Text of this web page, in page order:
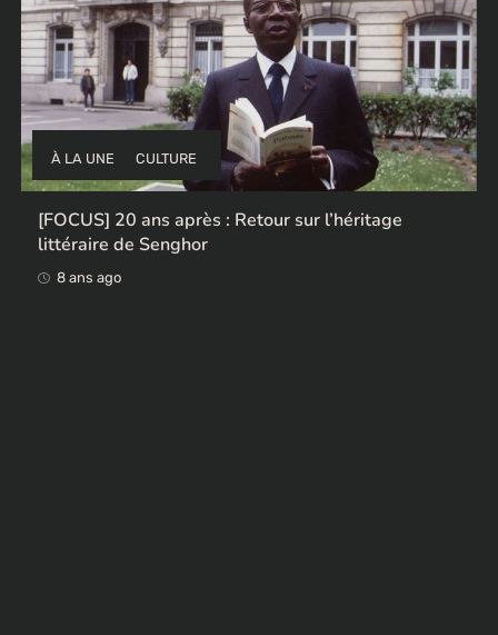
À LA UNE CULTURE
[FOCUS] 20 ans après : Retour sur l’héritage
littéraire de Senghor
8 ans ago